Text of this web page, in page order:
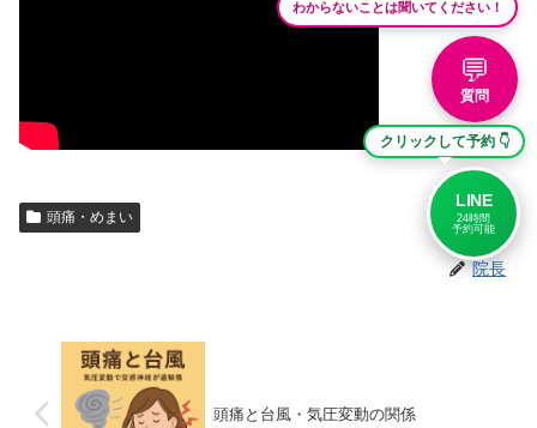
頭痛・めまい
院長
頭痛と台風・気圧変動の関係
わからないことは聞いてください！
💬
質問
クリックして予約 👇
LINE
24時間
予約可能